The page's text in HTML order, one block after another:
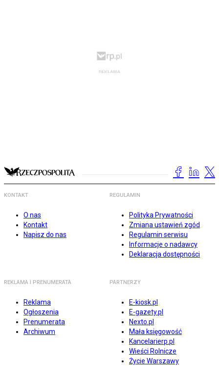
KONTAKT
O nas
Kontakt
Napisz do nas
REGULAMIN
Polityka Prywatności
Zmiana ustawień zgód
Regulamin serwisu
Informacje o nadawcy
Deklaracja dostępności
REKLAMA I PRENUMERATA
Reklama
Ogłoszenia
Prenumerata
Archiwum
PARTNERZY
E-kiosk.pl
E-gazety.pl
Nexto.pl
Mała księgowość
Kancelarierp.pl
Wieści Rolnicze
Życie Warszawy